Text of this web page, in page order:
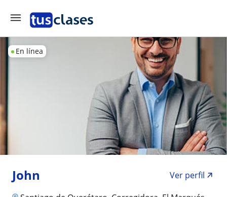
En línea
John
Ver perfil